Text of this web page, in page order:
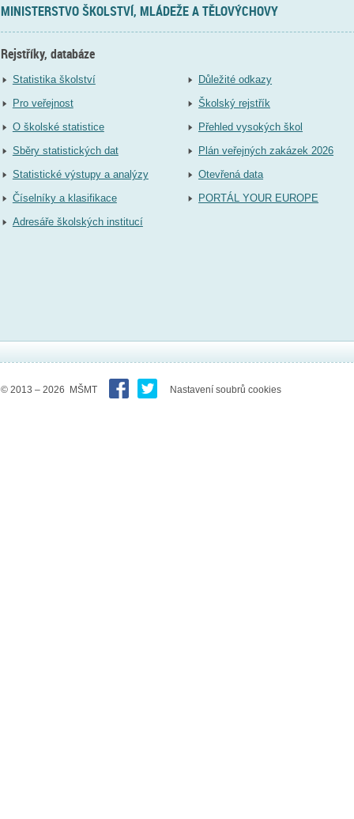
MINISTERSTVO ŠKOLSTVÍ, MLÁDEŽE A TĚLOVÝCHOVY
Rejstříky, databáze
Statistika školství
Pro veřejnost
O školské statistice
Sběry statistických dat
Statistické výstupy a analýzy
Číselníky a klasifikace
Adresáře školských institucí
Důležité odkazy
Školský rejstřík
Přehled vysokých škol
Plán veřejných zakázek 2026
Otevřená data
PORTÁL YOUR EUROPE
© 2013 – 2026 MŠMT Nastavení soubrů cookies